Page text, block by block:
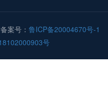
案号： 鲁ICP备20004670号-1
号